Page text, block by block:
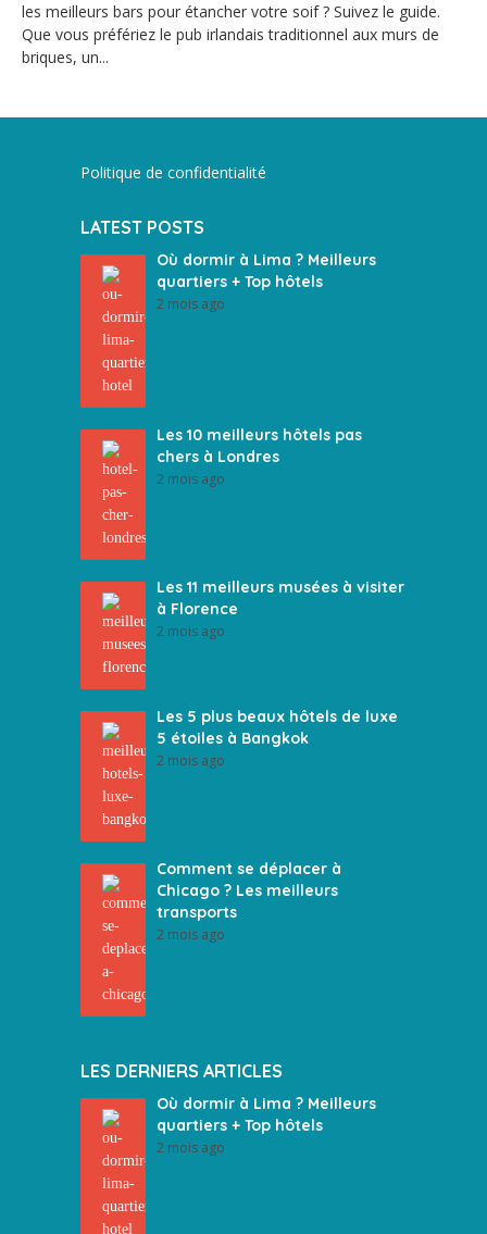
les meilleurs bars pour étancher votre soif ? Suivez le guide.
Que vous préfériez le pub irlandais traditionnel aux murs de
briques, un...
Politique de confidentialité
LATEST POSTS
Où dormir à Lima ? Meilleurs
quartiers + Top hôtels
2 mois ago
Les 10 meilleurs hôtels pas
chers à Londres
2 mois ago
Les 11 meilleurs musées à visiter
à Florence
2 mois ago
Les 5 plus beaux hôtels de luxe
5 étoiles à Bangkok
2 mois ago
Comment se déplacer à
Chicago ? Les meilleurs
transports
2 mois ago
LES DERNIERS ARTICLES
Où dormir à Lima ? Meilleurs
quartiers + Top hôtels
2 mois ago